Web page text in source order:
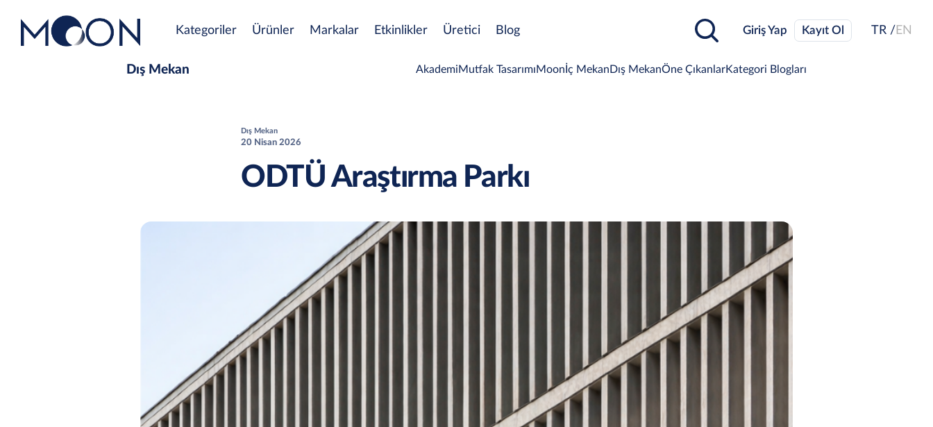
Kategoriler Ürünler Markalar Etkinlikler Üretici Blog Giriş Yap Kayıt Ol TR / EN
Dış Mekan AkademiMutfak TasarımıMoon İç Mekan Dış MekanÖne ÇıkanlarKategori Blogları
Dış Mekan
20 Nisan 2026
ODTÜ Araştırma Parkı